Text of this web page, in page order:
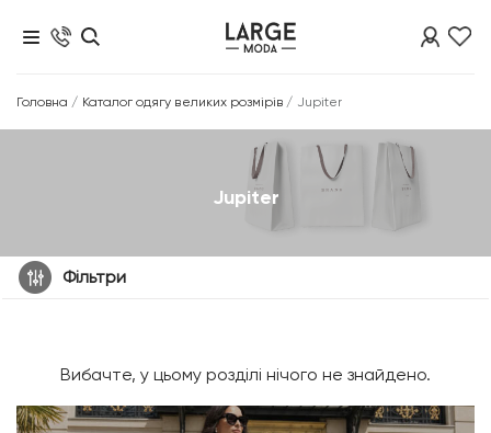
Головна / Каталог одягу великих розмірів / Jupiter
Jupiter
Фільтри
Вибачте, у цьому розділі нічого не знайдено.